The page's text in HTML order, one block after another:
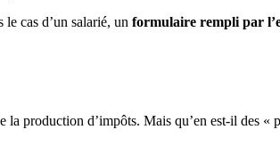
le cas d’un salarié, un formulaire rempli par
production d’impôts. Mais qu’en est-il des «